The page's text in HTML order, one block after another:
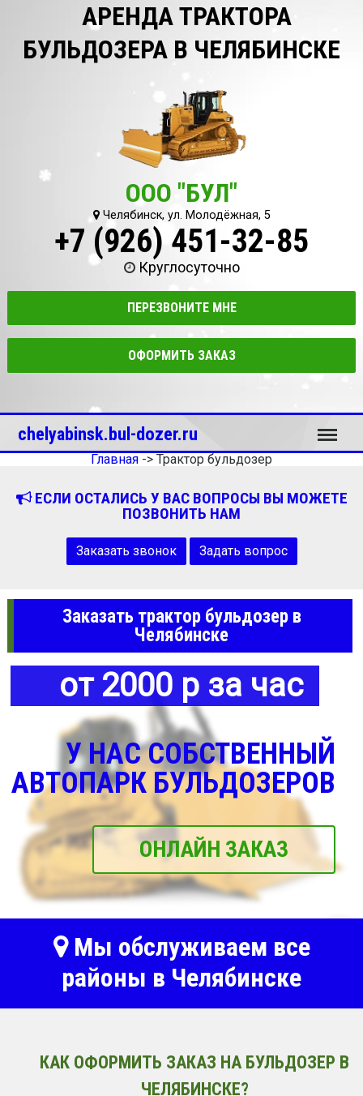
АРЕНДА ТРАКТОРА
БУЛЬДОЗЕРА В ЧЕЛЯБИНСКЕ
ООО "БУЛ"
Челябинск, ул. Молодёжная, 5
+7 (926) 451-32-85
Круглосуточно
ПЕРЕЗВОНИТЕ МНЕ
ОФОРМИТЬ ЗАКАЗ
chelyabinsk.bul-dozer.ru Меню
Главная -> Трактор бульдозер
ЕСЛИ ОСТАЛИСЬ У ВАС ВОПРОСЫ ВЫ МОЖЕТЕ
ПОЗВОНИТЬ НАМ
Заказать звонок Задать вопрос
Заказать трактор бульдозер в
Челябинске
от 2000 р за час
У НАС СОБСТВЕННЫЙ
АВТОПАРК БУЛЬДОЗЕРОВ
ОНЛАЙН ЗАКАЗ
Мы обслуживаем все
районы в Челябинске
КАК ОФОРМИТЬ ЗАКАЗ НА БУЛЬДОЗЕР В
ЧЕЛЯБИНСКЕ?